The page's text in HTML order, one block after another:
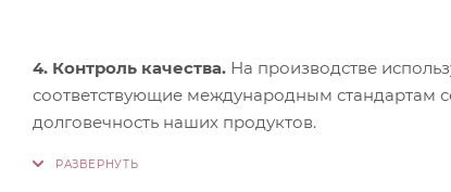
4. Контроль качества. На производстве
соответствующие международным стандартам
долговечность наших продуктов.